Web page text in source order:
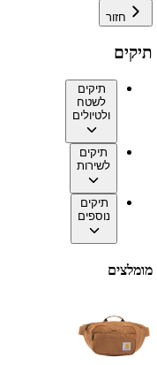
חזור
תיקים
תיקים
לשטח
ולטיולים
תיקים
לשירות
תיקים
נוספים
מומלצים